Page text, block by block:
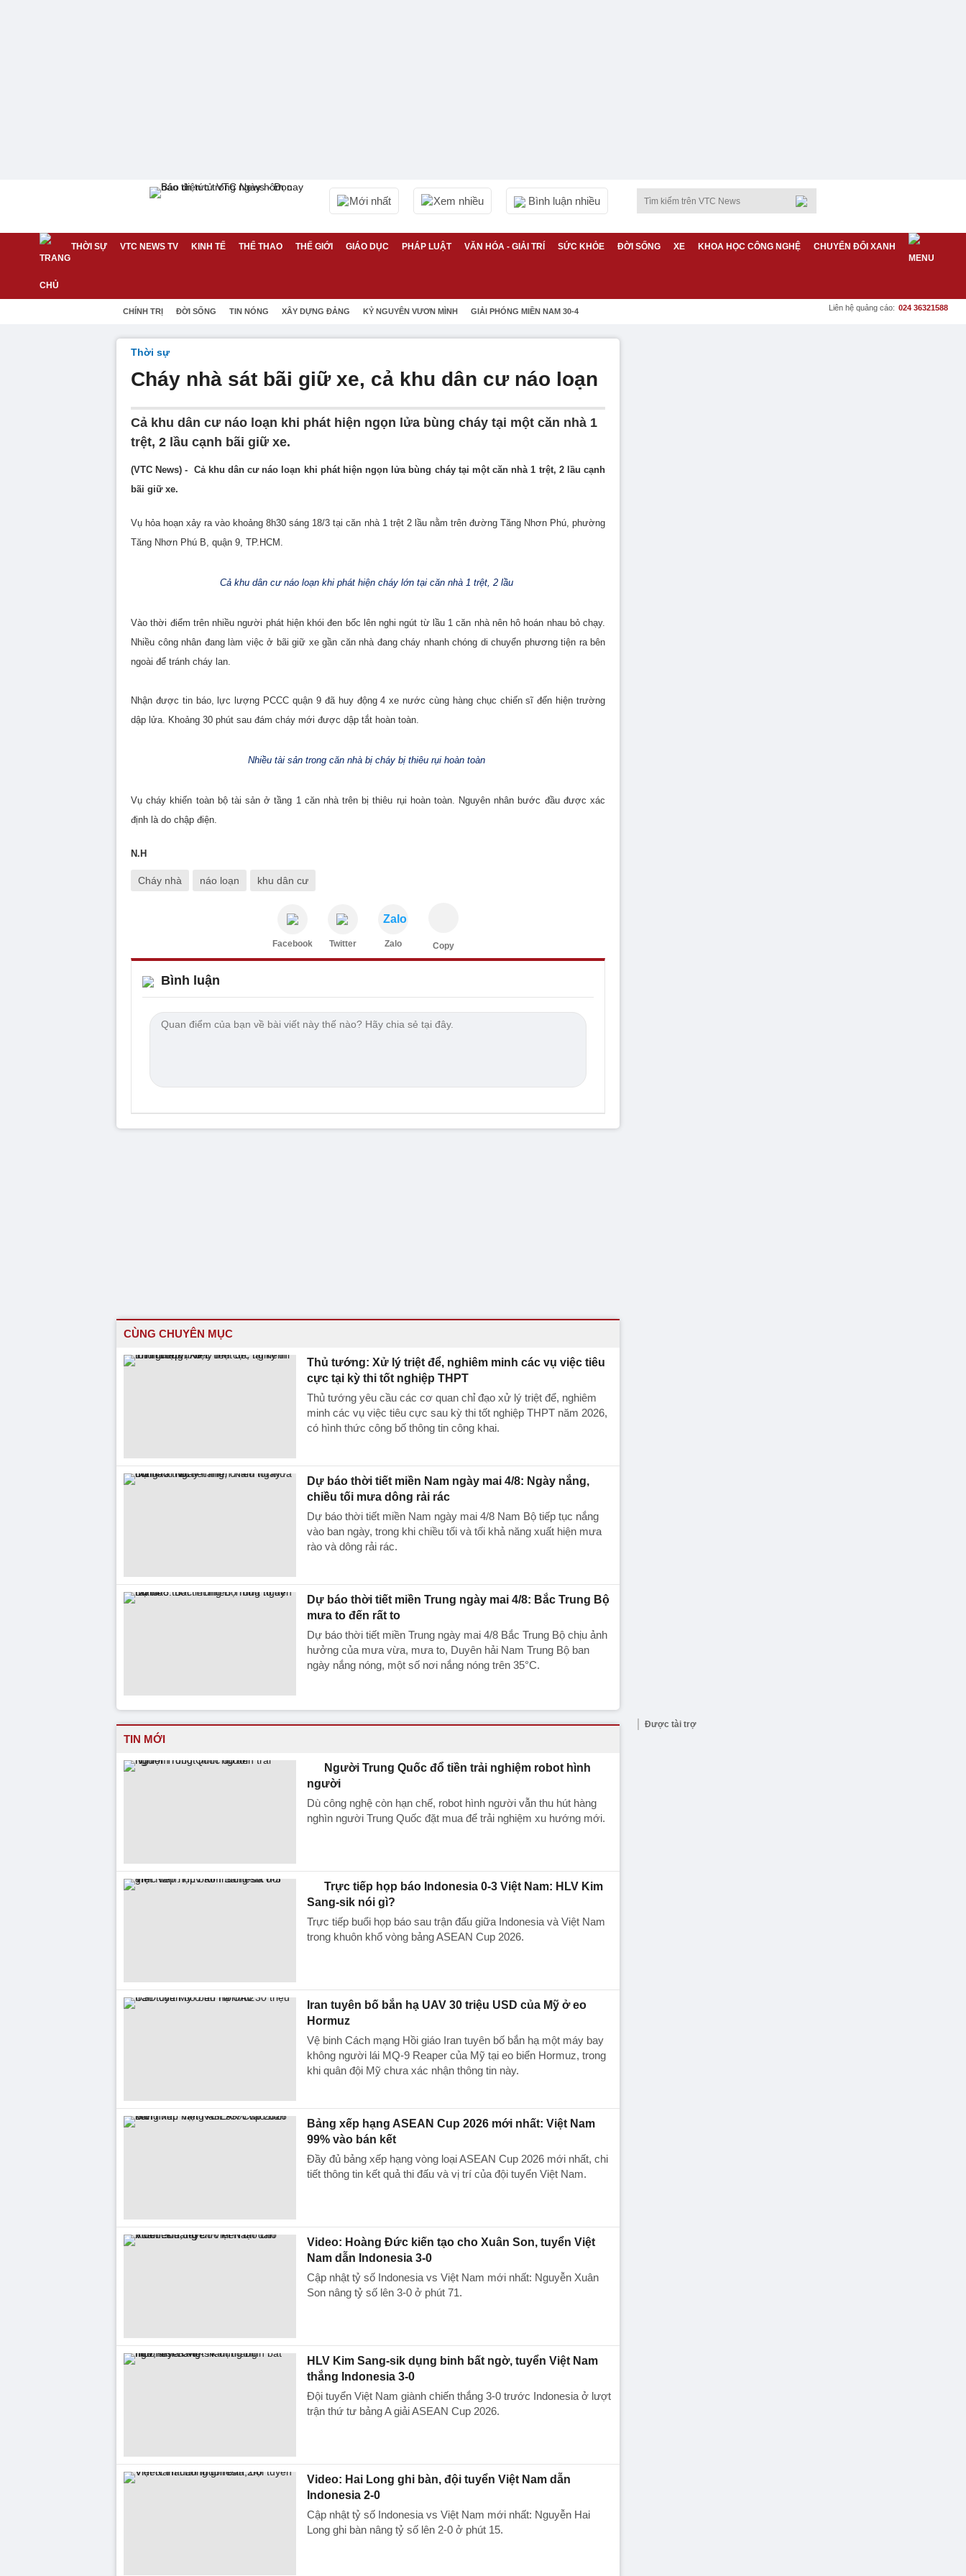
Mới nhất Xem nhiều Bình luận nhiều
THỜI SỰ VTC NEWS TV KINH TẾ THỂ THAO THẾ GIỚI GIÁO DỤC PHÁP LUẬT VĂN HÓA - GIẢI TRÍ SỨC KHỎE ĐỜI SỐNG XE KHOA HỌC CÔNG NGHỆ CHUYỂN ĐỔI XANH
CHÍNH TRỊ ĐỜI SỐNG TIN NÓNG XÂY DỰNG ĐẢNG KỶ NGUYÊN VƯƠN MÌNH GIẢI PHÓNG MIỀN NAM 30-4 Liên hệ quảng cáo: 024 36321588
Thời sự
Cháy nhà sát bãi giữ xe, cả khu dân cư náo loạn
Cả khu dân cư náo loạn khi phát hiện ngọn lửa bùng cháy tại một căn nhà 1
trệt, 2 lầu cạnh bãi giữ xe.
(VTC News) - Cả khu dân cư náo loạn khi phát hiện ngọn lửa bùng cháy tại một căn nhà 1 trệt, 2 lầu cạnh
bãi giữ xe.
Vụ hỏa hoạn xảy ra vào khoảng 8h30 sáng 18/3 tại căn nhà 1 trệt 2 lầu nằm trên đường Tăng Nhơn Phú, phường
Tăng Nhơn Phú B, quận 9, TP.HCM.
Cả khu dân cư náo loạn khi phát hiện cháy lớn tại căn nhà 1 trệt, 2 lầu
Vào thời điểm trên nhiều người phát hiện khói đen bốc lên nghi ngút từ lầu 1 căn nhà nên hô hoán nhau bỏ chạy.
Nhiều công nhân đang làm việc ở bãi giữ xe gần căn nhà đang cháy nhanh chóng di chuyển phương tiện ra bên
ngoài để tránh cháy lan.
Nhận được tin báo, lực lượng PCCC quận 9 đã huy động 4 xe nước cùng hàng chục chiến sĩ đến hiện trường
dập lửa. Khoảng 30 phút sau đám cháy mới được dập tắt hoàn toàn.
Nhiều tài sản trong căn nhà bị cháy bị thiêu rụi hoàn toàn
Vụ cháy khiến toàn bộ tài sản ở tầng 1 căn nhà trên bị thiêu rụi hoàn toàn. Nguyên nhân bước đầu được xác
định là do chập điện.
N.H
Cháy nhà náo loạn khu dân cư
Facebook Twitter
Zalo
Zalo Copy
Bình luận
CÙNG CHUYÊN MỤC
Thủ tướng: Xử lý triệt để, nghiêm minh các vụ việc tiêu
cực tại kỳ thi tốt nghiệp THPT
Thủ tướng yêu cầu các cơ quan chỉ đạo xử lý triệt để, nghiêm
minh các vụ việc tiêu cực sau kỳ thi tốt nghiệp THPT năm 2026,
có hình thức công bố thông tin công khai.
Dự báo thời tiết miền Nam ngày mai 4/8: Ngày nắng,
chiều tối mưa dông rải rác
Dự báo thời tiết miền Nam ngày mai 4/8 Nam Bộ tiếp tục nắng
vào ban ngày, trong khi chiều tối và tối khả năng xuất hiện mưa
rào và dông rải rác.
Dự báo thời tiết miền Trung ngày mai 4/8: Bắc Trung Bộ
mưa to đến rất to
Dự báo thời tiết miền Trung ngày mai 4/8 Bắc Trung Bộ chịu ảnh
hưởng của mưa vừa, mưa to, Duyên hải Nam Trung Bộ ban
ngày nắng nóng, một số nơi nắng nóng trên 35°C.
TIN MỚI
Người Trung Quốc đổ tiền trải nghiệm robot hình
người
Dù công nghệ còn hạn chế, robot hình người vẫn thu hút hàng
nghìn người Trung Quốc đặt mua để trải nghiệm xu hướng mới.
Trực tiếp họp báo Indonesia 0-3 Việt Nam: HLV Kim
Sang-sik nói gì?
Trực tiếp buổi họp báo sau trận đấu giữa Indonesia và Việt Nam
trong khuôn khổ vòng bảng ASEAN Cup 2026.
Iran tuyên bố bắn hạ UAV 30 triệu USD của Mỹ ở eo
Hormuz
Vệ binh Cách mạng Hồi giáo Iran tuyên bố bắn hạ một máy bay
không người lái MQ-9 Reaper của Mỹ tại eo biển Hormuz, trong
khi quân đội Mỹ chưa xác nhận thông tin này.
Bảng xếp hạng ASEAN Cup 2026 mới nhất: Việt Nam
99% vào bán kết
Đầy đủ bảng xếp hạng vòng loại ASEAN Cup 2026 mới nhất, chi
tiết thông tin kết quả thi đấu và vị trí của đội tuyển Việt Nam.
Video: Hoàng Đức kiến tạo cho Xuân Son, tuyển Việt
Nam dẫn Indonesia 3-0
Cập nhật tỷ số Indonesia vs Việt Nam mới nhất: Nguyễn Xuân
Son nâng tỷ số lên 3-0 ở phút 71.
HLV Kim Sang-sik dụng binh bất ngờ, tuyển Việt Nam
thắng Indonesia 3-0
Đội tuyển Việt Nam giành chiến thắng 3-0 trước Indonesia ở lượt
trận thứ tư bảng A giải ASEAN Cup 2026.
Video: Hai Long ghi bàn, đội tuyển Việt Nam dẫn
Indonesia 2-0
Cập nhật tỷ số Indonesia vs Việt Nam mới nhất: Nguyễn Hai
Long ghi bàn nâng tỷ số lên 2-0 ở phút 15.
Được tài trợ